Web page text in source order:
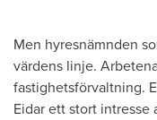
Men hyresnämnden
värdens linje.
fastighetsförvaltning.
Eidar ett stort intresse